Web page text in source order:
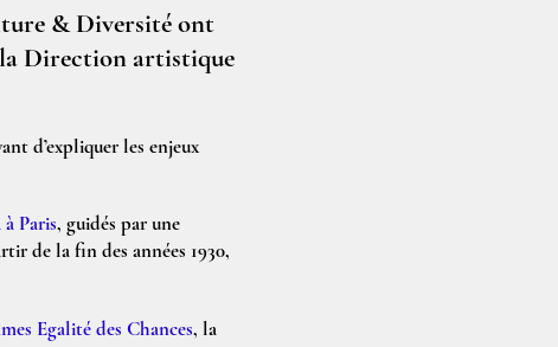
& Diversité ont
la Direction artistique
d’expliquer les enjeux
Paris, guidés par une
de la fin des années 1930,
Egalité des Chances, la